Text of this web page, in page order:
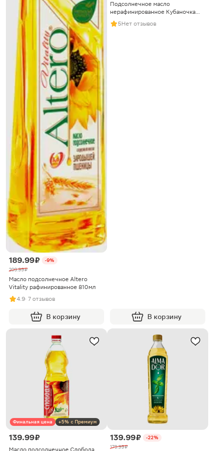
189.99 ₽
-9%
209.99 ₽
Масло подсолнечное Altero
Vitality рафинированное 810мл
4.9· 7 отзывов
В корзину
Подсолнечное масло
нерафинированное Кубаночка
500мл
5Нет отзывов
В корзину
Финальная цена +5% с Премиум
139.99 ₽ 139.99 ₽
-22%
179.99 ₽